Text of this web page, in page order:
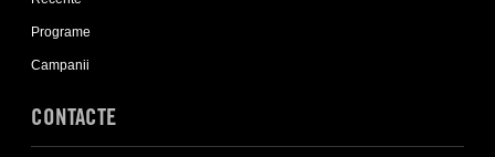
sub-
list
Programe
Campanii
CONTACTE